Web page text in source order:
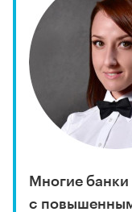
Многие
с